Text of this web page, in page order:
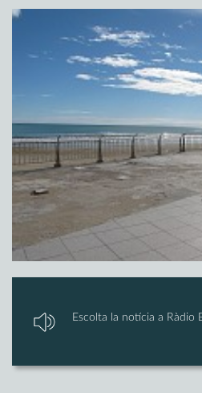
Escolta la notícia a Ràdio